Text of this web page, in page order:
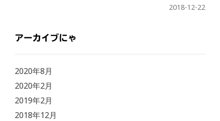
2018-12-22
アーカイブにゃ
2020年8月
2020年2月
2019年2月
2018年12月